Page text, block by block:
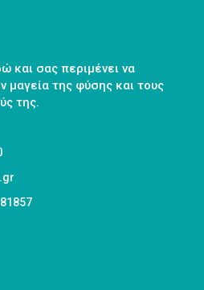
και σας περιμένει να
μαγεία της φύσης και τους
της.